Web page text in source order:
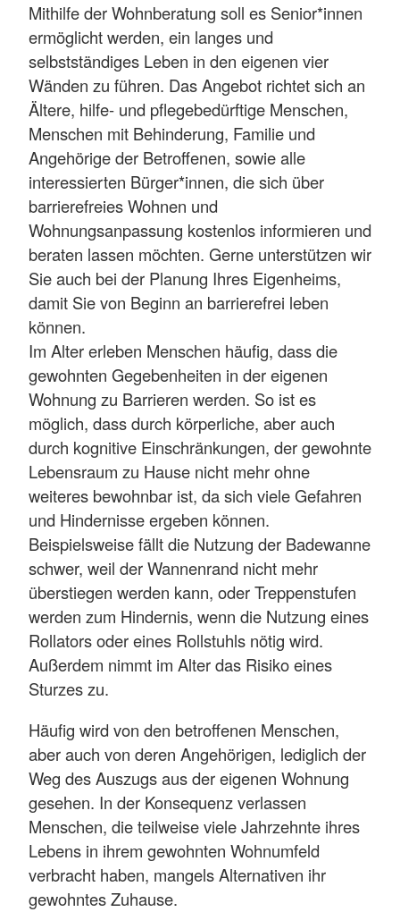
Mithilfe der Wohnberatung soll es Senior*innen
ermöglicht werden, ein langes und
selbstständiges Leben in den eigenen vier
Wänden zu führen. Das Angebot richtet sich an
Ältere, hilfe- und pflegebedürftige Menschen,
Menschen mit Behinderung, Familie und
Angehörige der Betroffenen, sowie alle
interessierten Bürger*innen, die sich über
barrierefreies Wohnen und
Wohnungsanpassung kostenlos informieren und
beraten lassen möchten. Gerne unterstützen wir
Sie auch bei der Planung Ihres Eigenheims,
damit Sie von Beginn an barrierefrei leben
können.
Im Alter erleben Menschen häufig, dass die
gewohnten Gegebenheiten in der eigenen
Wohnung zu Barrieren werden. So ist es
möglich, dass durch körperliche, aber auch
durch kognitive Einschränkungen, der gewohnte
Lebensraum zu Hause nicht mehr ohne
weiteres bewohnbar ist, da sich viele Gefahren
und Hindernisse ergeben können.
Beispielsweise fällt die Nutzung der Badewanne
schwer, weil der Wannenrand nicht mehr
überstiegen werden kann, oder Treppenstufen
werden zum Hindernis, wenn die Nutzung eines
Rollators oder eines Rollstuhls nötig wird.
Außerdem nimmt im Alter das Risiko eines
Sturzes zu.
Häufig wird von den betroffenen Menschen,
aber auch von deren Angehörigen, lediglich der
Weg des Auszugs aus der eigenen Wohnung
gesehen. In der Konsequenz verlassen
Menschen, die teilweise viele Jahrzehnte ihres
Lebens in ihrem gewohnten Wohnumfeld
verbracht haben, mangels Alternativen ihr
gewohntes Zuhause.